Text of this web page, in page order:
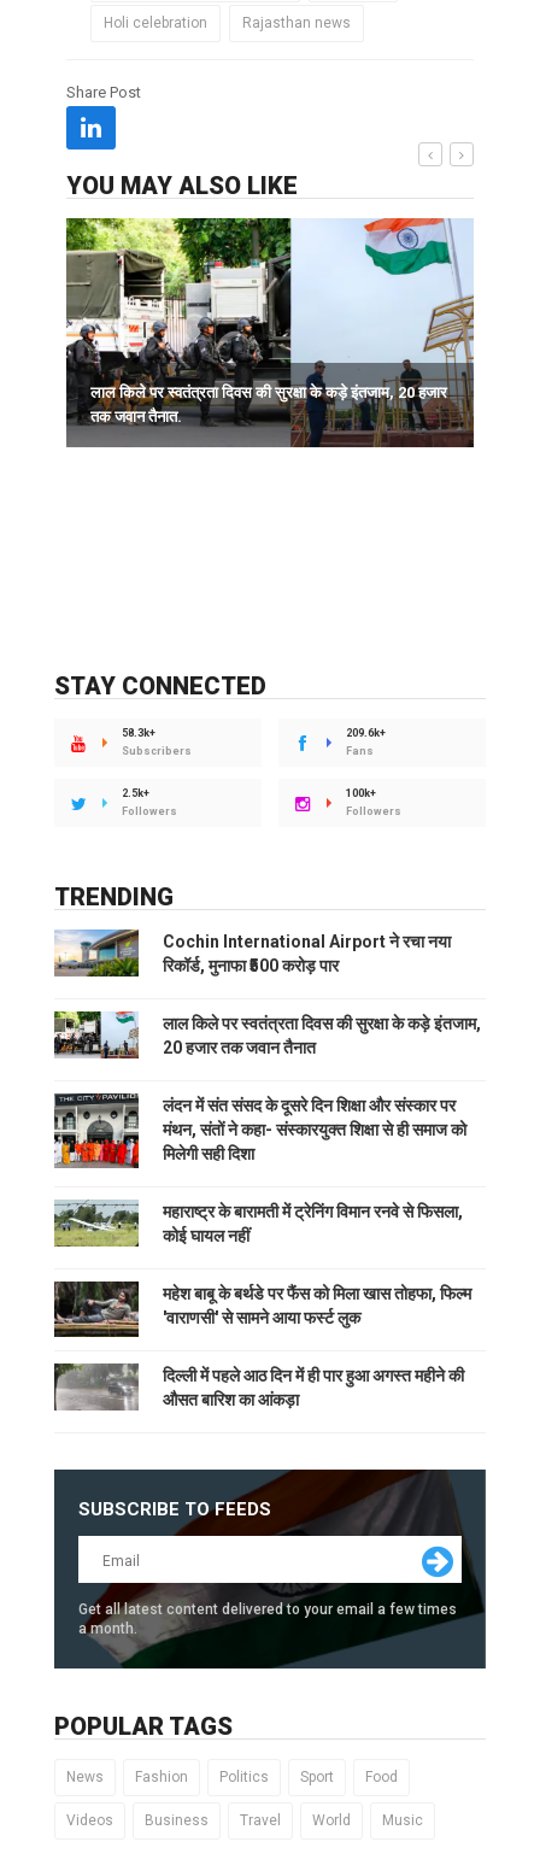
Holi celebration Rajasthan news
Share Post
YOU MAY ALSO LIKE
लाल किले पर स्वतंत्रता दिवस की सुरक्षा के कड़े इंतजाम, 20 हजार
तक जवान तैनात.
STAY CONNECTED
58.3k+
Subscribers
209.6k+
Fans
2.5k+
Followers
100k+
Followers
TRENDING
Cochin International Airport ने रचा नया
रिकॉर्ड, मुनाफा ₹500 करोड़ पार
लाल किले पर स्वतंत्रता दिवस की सुरक्षा के कड़े इंतजाम,
20 हजार तक जवान तैनात
लंदन में संत संसद के दूसरे दिन शिक्षा और संस्कार पर
मंथन, संतों ने कहा- संस्कारयुक्त शिक्षा से ही समाज को
मिलेगी सही दिशा
महाराष्ट्र के बारामती में ट्रेनिंग विमान रनवे से फिसला,
कोई घायल नहीं
महेश बाबू के बर्थडे पर फैंस को मिला खास तोहफा, फिल्म
'वाराणसी' से सामने आया फर्स्ट लुक
दिल्ली में पहले आठ दिन में ही पार हुआ अगस्त महीने की
औसत बारिश का आंकड़ा
SUBSCRIBE TO FEEDS
Get all latest content delivered to your email a few times
a month.
POPULAR TAGS
News Fashion Politics Sport Food
Videos Business Travel World Music